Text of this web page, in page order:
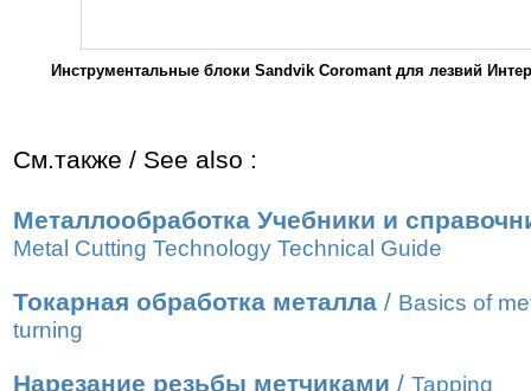
Инструментальные блоки Sandvik Coromant для лезвий
См.также / See also :
Металлообработка Учебники и
Metal Cutting Technology Technical Guide
Токарная обработка металла / Basics of
turning
Нарезание резьбы метчиками / Tapping